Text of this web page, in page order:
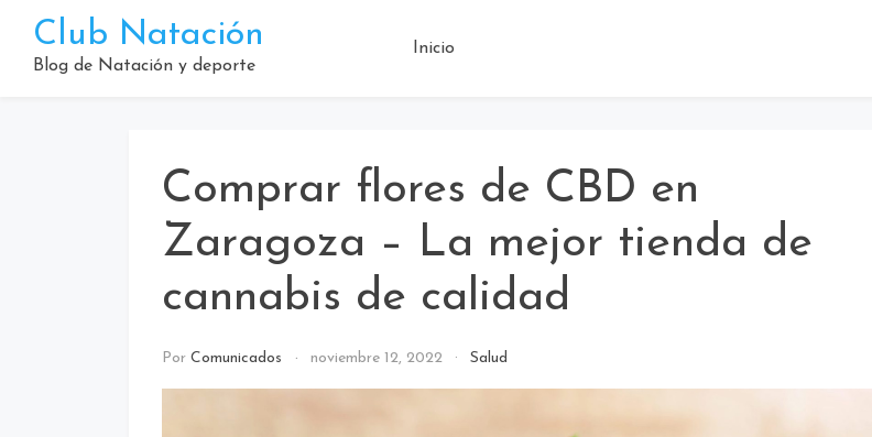
contenido
Club Natación
Blog de Natación y deporte
Inicio
Comprar flores de CBD en
Zaragoza – La mejor tienda de
cannabis de calidad
Por Comunicados noviembre 12, 2022 Salud